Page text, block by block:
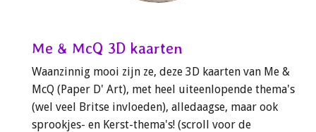
Me & McQ 3D kaarten
Waanzinnig mooi zijn ze, deze 3D kaarten van Me &
McQ (Paper D' Art), met heel uiteenlopende thema's
(wel veel Britse invloeden), alledaagse, maar ook
sprookjes- en Kerst-thema's! (scroll voor de